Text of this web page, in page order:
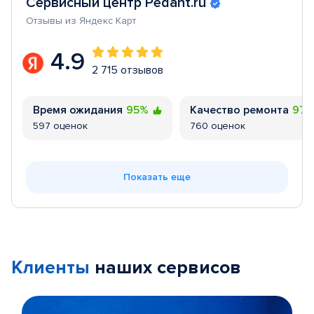
Отзывы из Яндекс Карт
4.9 2 715 отзывов
Время ожидания 95%
597 оценок
Качество ремонта
760 оценок
Показать еще
Клиенты наших сервисов